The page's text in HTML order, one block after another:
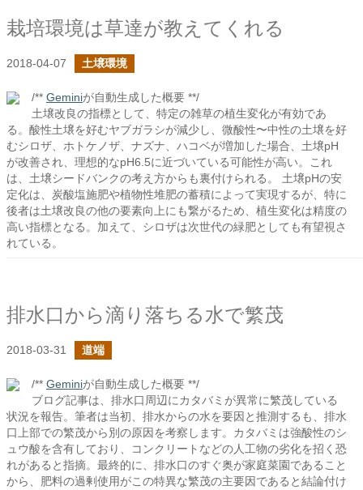
栽培環境は草達が教えてくれる
2018-04-07 土壌環境
/** Geminiが自動生成した概要 **/
土壌改良の指標として、特定の雑草の植生変化が有効であ
る。酸性土壌を好むヤブガラシが減少し、微酸性〜中性の土壌を好
むシロザ、ホトケノザ、ナズナ、ハコベが増加した場合、土壌pH
が改善され、理想的なpH6.5に近づいている可能性が高い。これ
は、土壌シードバンクの考え方からも裏付けられる。 土壌pHの安
定化は、炭酸塩施肥や植物性堆肥の蓄積によって実現するが、特に
後者は土壌改良の他の要素向上にも繋がるため、植生変化は精度の
高い指標となる。加えて、シロザは次世代の緑肥としても有望視さ
れている。
排水口から滴り落ちる水で繁茂
2018-03-31 道端
/** Geminiが自動生成した概要 **/
ブログ記事は、排水口周辺にカタバミが異常に繁茂している
状況を報告。筆者は当初、排水からの水を要因と推測するも、排水
口上部での繁茂から別の原因を考察します。カタバミは強酸性のシ
ュウ酸を含有しており、コンクリートなどの人工物の劣化を招く恐
れがあると指摘。最終的に、排水口のすぐ奥が家庭菜園であること
から、肥料の過剰使用がこの特異な繁茂の主要因であると結論付け